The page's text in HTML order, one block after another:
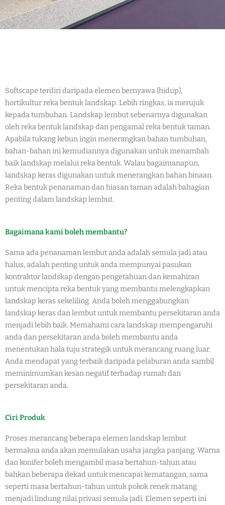
Softscape terdiri daripada elemen bernyawa (hidup),
hortikultur reka bentuk landskap. Lebih ringkas, ia merujuk
kepada tumbuhan. Landskap lembut sebenarnya digunakan
oleh reka bentuk landskap dan pengamal reka bentuk taman.
Apabila tukang kebun ingin menerangkan bahan tumbuhan,
bahan-bahan ini kemudiannya digunakan untuk menambah
baik landskap melalui reka bentuk. Walau bagaimanapun,
landskap keras digunakan untuk menerangkan bahan binaan.
Reka bentuk penanaman dan hiasan taman adalah bahagian
penting dalam landskap lembut.
Bagaimana kami boleh membantu?
Sama ada penanaman lembut anda adalah semula jadi atau
halus, adalah penting untuk anda mempunyai pasukan
kontraktor landskap dengan pengetahuan dan kemahiran
untuk mencipta reka bentuk yang membantu melengkapkan
landskap keras sekeliling. Anda boleh menggabungkan
landskap keras dan lembut untuk membantu persekitaran anda
menjadi lebih baik. Memahami cara landskap mempengaruhi
anda dan persekitaran anda boleh membantu anda
menentukan hala tuju strategik untuk merancang ruang luar.
Anda mendapat yang terbaik daripada pelaburan anda sambil
meminimumkan kesan negatif terhadap rumah dan
persekitaran anda.
Ciri Produk
Proses merancang beberapa elemen landskap lembut
bermakna anda akan memulakan usaha jangka panjang. Warna
dan konifer boleh mengambil masa bertahun-tahun atau
bahkan beberapa dekad untuk mencapai kematangan, sama
seperti masa bertahun-tahun untuk pokok renek matang
menjadi lindung nilai privasi semula jadi. Elemen seperti ini